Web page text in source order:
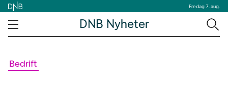
Fredag 7. aug.
DNB Nyheter
Bedrift